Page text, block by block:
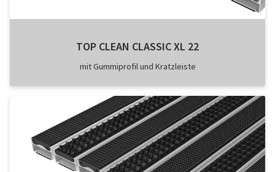
TOP CLEAN CLASSIC XL 22
mit Gummiprofil und Kratzleiste